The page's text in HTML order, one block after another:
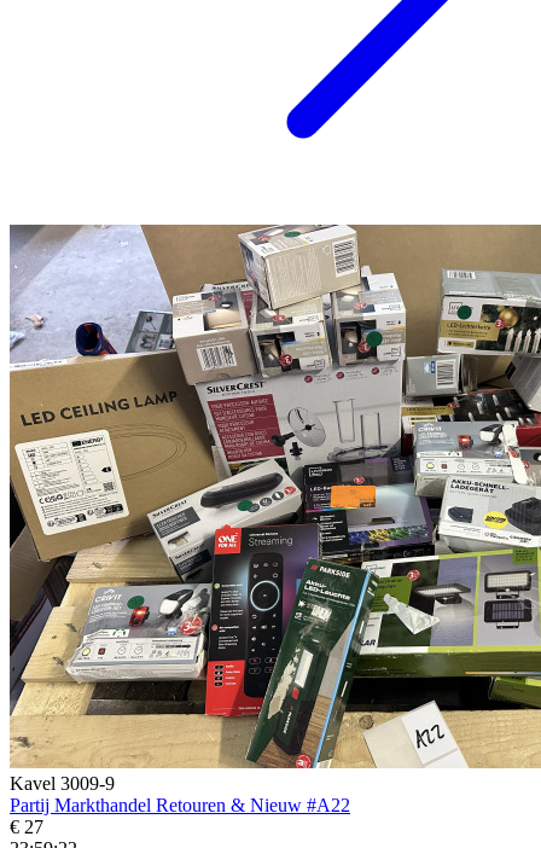
Kavel 3009-9
Partij Markthandel Retouren & Nieuw #A22
€ 27